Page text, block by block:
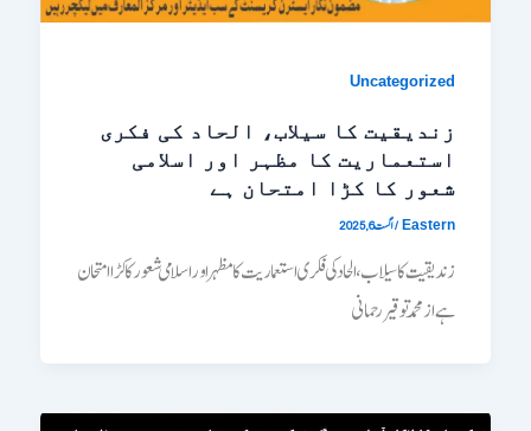
Uncategorized
زندیقیت کا سیلاب، الحاد کی فکری
استعماریت کا مظہر اور اسلامی
شعور کا کڑا امتحان ہے
Eastern
/اگست 6, 2025
زندیقیت کا سیلاب، الحاد کی فکری استعماریت کا مظہر اور اسلامی شعور کا کڑا امتحان
ہے ازــــــ محمد توقیر رحمانی